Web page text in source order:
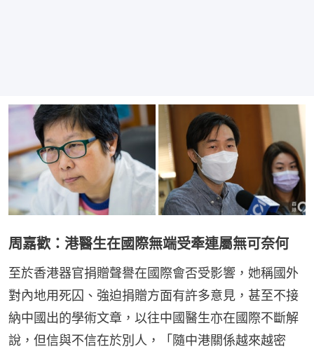
周嘉歡：港醫生在國際無端受牽連屬無可奈何
至於香港器官捐贈聲譽在國際會否受影響，她稱國外
對內地用死囚、強迫捐贈方面有許多意見，甚至不接
納中國出的學術文章，以往中國醫生亦在國際不斷解
說，但信與不信在於別人，「隨中港關係越來越密